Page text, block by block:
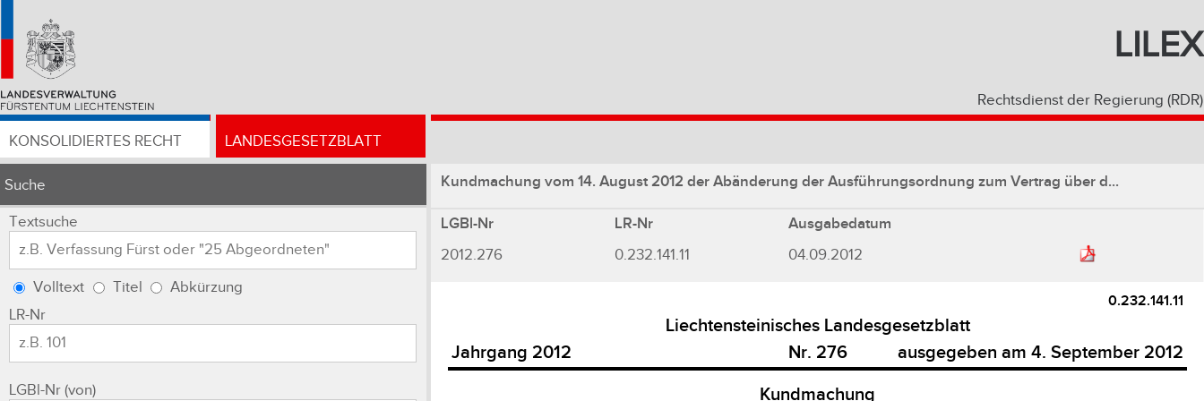
LILEX
Rechtsdienst der Regierung (RDR)
KONSOLIDIERTES RECHT LANDESGESETZBLATT
Suche
Textsuche
Volltext Titel
Abkürzung
LR-Nr
LGBl-Nr (von)
Kundmachung vom 14. August 2012 der Abänderung der Ausführungsordnung zum Vertrag über d...
LGBl-Nr LR-Nr Ausgabedatum
2012.276 0.232.141.11 04.09.2012